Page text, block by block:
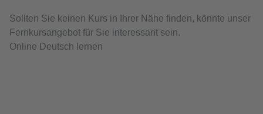
Sollten Sie keinen Kurs in Ihrer Nähe finden, könnte unser
Fernkursangebot für Sie interessant sein.
Online Deutsch lernen